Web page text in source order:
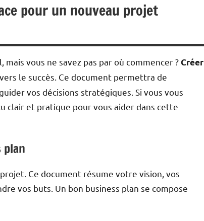
pour un nouveau projet
vous ne savez pas par où commencer ?Créer
le succès. Ce document permettra de
vos décisions stratégiques. Si vous vous
clair et pratique pour vous aider dans cette
plan
Ce document résume votre vision, vos
vos buts. Un bon business plan se compose